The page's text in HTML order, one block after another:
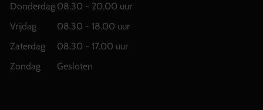
Donderdag 08.30 - 20.00 uur
Vrijdag
08.30 - 18.00 uur
Zaterdag
08.30 - 17.00 uur
Zondag
Gesloten